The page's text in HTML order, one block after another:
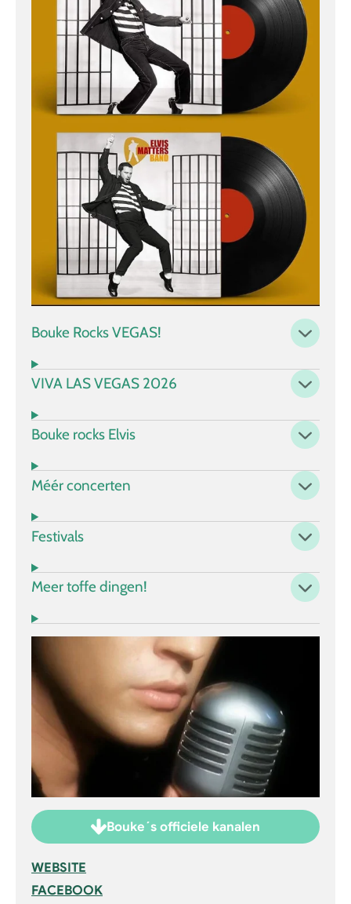
Bouke Rocks VEGAS!
VIVA LAS VEGAS 2026
Bouke rocks Elvis
Méér concerten
Festivals
Meer toffe dingen!
Bouke´s officiele kanalen
WEBSITE
FACEBOOK